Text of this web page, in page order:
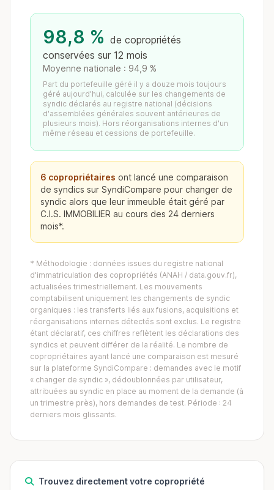
98,8 % de copropriétés
conservées sur 12 mois
Moyenne nationale : 94,9 %
Part du portefeuille géré il y a douze mois toujours
géré aujourd'hui, calculée sur les changements de
syndic déclarés au registre national (décisions
d'assemblées générales souvent antérieures de
plusieurs mois). Hors réorganisations internes d'un
même réseau et cessions de portefeuille.
6 copropriétaires ont lancé une comparaison
de syndics sur SyndiCompare pour changer de
syndic alors que leur immeuble était géré par
C.I.S. IMMOBILIER au cours des 24 derniers
mois*.
* Méthodologie : données issues du registre national
d'immatriculation des copropriétés (ANAH / data.gouv.fr),
actualisées trimestriellement. Les mouvements
comptabilisent uniquement les changements de syndic
organiques : les transferts liés aux fusions, acquisitions et
réorganisations internes détectés sont exclus. Le registre
étant déclaratif, ces chiffres reflètent les déclarations des
syndics et peuvent différer de la réalité. Le nombre de
copropriétaires ayant lancé une comparaison est mesuré
sur la plateforme SyndiCompare : demandes avec le motif
« changer de syndic », dédoublonnées par utilisateur,
attribuées au syndic en place au moment de la demande (à
un trimestre près), hors demandes de test. Période : 24
derniers mois glissants.
Trouvez directement votre copropriété